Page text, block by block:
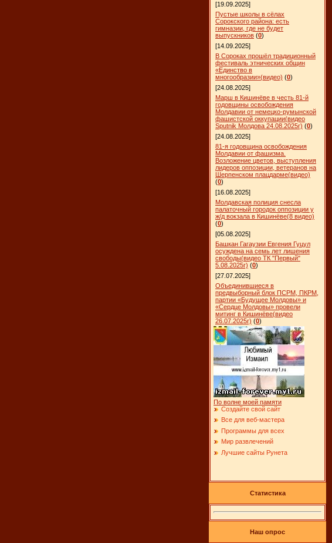
[19.09.2025]
Пустые школы в сёлах
Сорокского района: есть
гимназии, где не будет
выпускников (0)
[14.09.2025]
В Сороках прошёл традиционный
фестиваль этнических общин
«Единство в
многообразии»(видео) (0)
[24.08.2025]
Марш в Кишинёве в честь 81-й
годовщины освобождения
Молдавии от немецко-румынской
фашистской оккупации(видео
Sputnik Молдова 24.08.2025г) (0)
[24.08.2025]
81-я годовщина освобождения
Молдавии от фашизма.
Возложение цветов, выступления
лидеров оппозиции, ветеранов на
Шерпенском плацдарме(видео)
(0)
[16.08.2025]
Молдавская полиция снесла
палаточный городок оппозиции у
ж/д вокзала в Кишинёве(8 видео)
(0)
[05.08.2025]
Башкан Гагаузии Евгения Гуцул
осуждена на семь лет лишения
свободы(видео ТК "Первый"
5.08.2025г) (0)
[27.07.2025]
Объединившиеся в
предвыборный блок ПСРМ, ПКРМ,
партии «Будущее Молдовы» и
«Сердце Молдовы» провели
митинг в Кишинёве(видео
26.07.2025г) (0)
По волне моей памяти
Создайте свой сайт
Все для веб-мастера
Программы для всех
Мир развлечений
Лучшие сайты Рунета
Статистика
Наш опрос